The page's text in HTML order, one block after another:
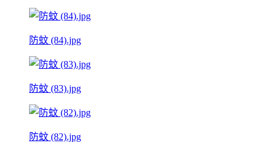
防蚊 (84).jpg
防蚊 (83).jpg
防蚊 (82).jpg